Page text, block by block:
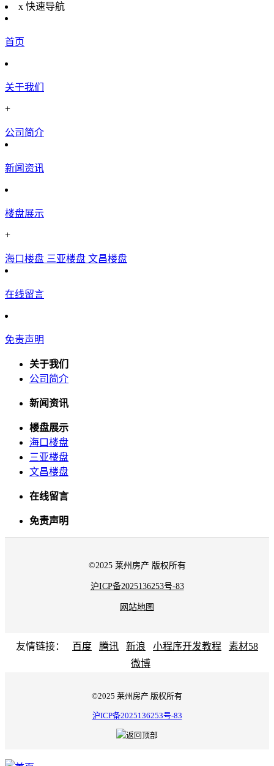
x 快速导航
首页
关于我们
+
公司简介
新闻资讯
楼盘展示
+
海口楼盘 三亚楼盘 文昌楼盘
在线留言
免责声明
关于我们
公司简介
新闻资讯
楼盘展示
海口楼盘
三亚楼盘
文昌楼盘
在线留言
免责声明
©2025 莱州房产 版权所有
沪ICP备2025136253号-83
网站地图
友情链接： 百度 腾讯 新浪 小程序开发教程
素材58
微博
©2025 莱州房产 版权所有
沪ICP备2025136253号-83